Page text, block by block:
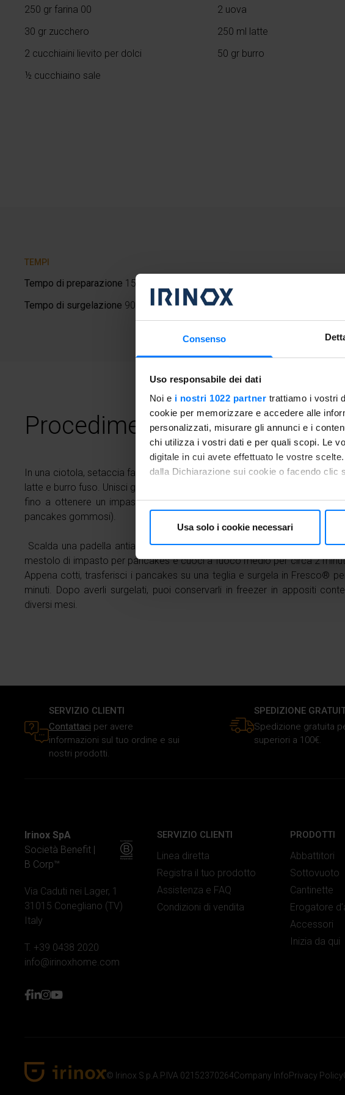
Consenso
Uso responsabile dei dati
Noi e i nostri 1022 partner trattiamo i vostri
cookie per memorizzare e accedere alle
personalizzati, misurare gli annunci e i
chi utilizza i vostri dati e per quali scopi. Le
digitale in cui avete effettuato le vostre
dalla Dichiarazione sui cookie o facendo clic
Con il tuo consenso, vorremmo anche:
Identificare il tuo dispositivo,
modificare o ritirare il tuo consenso in
Utilizziamo i cookie per personalizzare i
Usa solo i cookie necessari
250 gr farina 00
30 gr zucchero
2 cucchiaini lievito per dolci
½ cucchiaino sale
2 uova
250 ml latte
50 gr burro
TEMPI
Tempo di preparazione 15 minuti
Tempo di surgelazione 90 minuti
Procedimento
In una ciotola, setaccia farina, zucchero, lievito e sale. In un’altra ciotola,
latte e burro fuso. Unisci gli ingredienti liquidi a quelli secchi e mescola
fino a ottenere un impasto omogeneo (non mescolare troppo per non
pancakes gommosi).
Scalda una padella antiaderente e ungi leggermente con un pò di
mestolo di impasto per pancakes e cuoci a fuoco medio per circa 2
Appena cotti, trasferisci i pancakes su una teglia e surgela in Fresco®
minuti. Dopo averli surgelati, puoi conservarli in freezer in appositi
diversi mesi.
SERVIZIO CLIENTI
Contattaci per avere
informazioni sul tuo ordine e sui
nostri prodotti.
SPEDIZIONE
Spedizione gratuita
superiori a 100€.
Irinox SpA
Società Benefit |
B Corp™
Via Caduti nei Lager, 1
31015 Conegliano (TV)
Italy
T. +39 0438 2020
info@irinoxhome.com
facebook
linkedin
instagram
youtube
SERVIZIO CLIENTI
Linea diretta
Registra il tuo prodotto
Assistenza e FAQ
Condizioni di vendita
PRODOTTI
Abbattitori
Sottovuoto
Cantinette
Erogatore
Accessori
Inizia da qui
© Irinox S.p.A. P.IVA 02152370264Company InfoPrivacy Policy